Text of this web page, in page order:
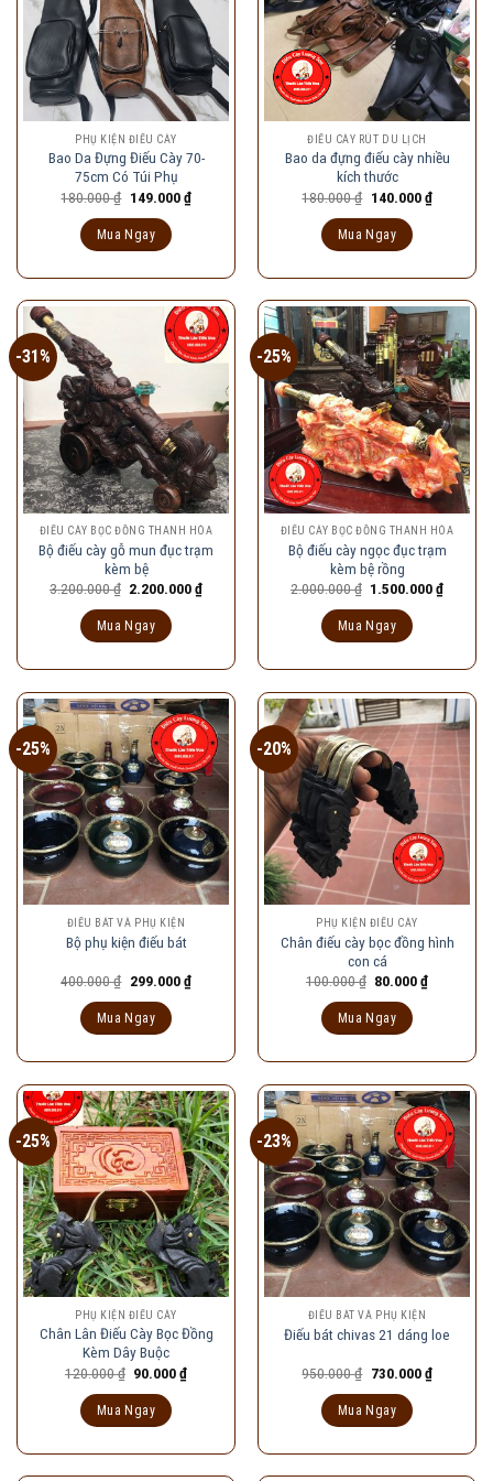
PHỤ KIỆN ĐIẾU CÀY
Bao Da Đựng Điếu Cày 70-
75cm Có Túi Phụ
180.000₫ Giá
180.000 ₫.
149.000₫Giá
hiện
Mua Ngay
ĐIẾU CÀY RÚT DU LỊCH
Bao da đựng điếu cày nhiều
kích thước
180.000₫ Giá
180.000 ₫.
140.000₫Giá
hiện
Mua Ngay
-31%
ĐIẾU CÀY BỌC ĐỒNG THANH HÓA
Bộ điếu cày gỗ mun đục trạm
kèm bệ
3.200.000₫ Giá
là:
3.200.000 ₫.
2.200.000₫Giá
Mua Ngay
-25%
ĐIẾU CÀY BỌC ĐỒNG THANH HÓA
Bộ điếu cày ngọc đục trạm
kèm bệ rồng
2.000.000₫ Giá
là:
2.000.000 ₫.
1.500.000₫Giá
Mua Ngay
-25%
ĐIẾU BÁT VÀ PHỤ KIỆN
Bộ phụ kiện điếu bát
400.000₫ Giá
400.000 ₫.
299.000₫Giá
hiện
Mua Ngay
-20%
PHỤ KIỆN ĐIẾU CÀY
Chân điếu cày bọc đồng hình
con cá
100.000₫ Giá
100.000 ₫.
80.000₫Giá
Mua Ngay
-25%
PHỤ KIỆN ĐIẾU CÀY
Chân Lân Điếu Cày Bọc Đồng
Kèm Dây Buộc
120.000₫ Giá
120.000 ₫.
90.000₫Giá
Mua Ngay
-23%
ĐIẾU BÁT VÀ PHỤ KIỆN
Điếu bát chivas 21 dáng loe
950.000₫ Giá
950.000 ₫.
730.000₫Giá
hiện
Mua Ngay